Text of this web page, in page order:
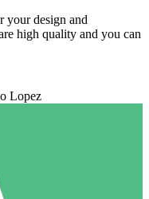
your design and
high quality and you can
Lopez